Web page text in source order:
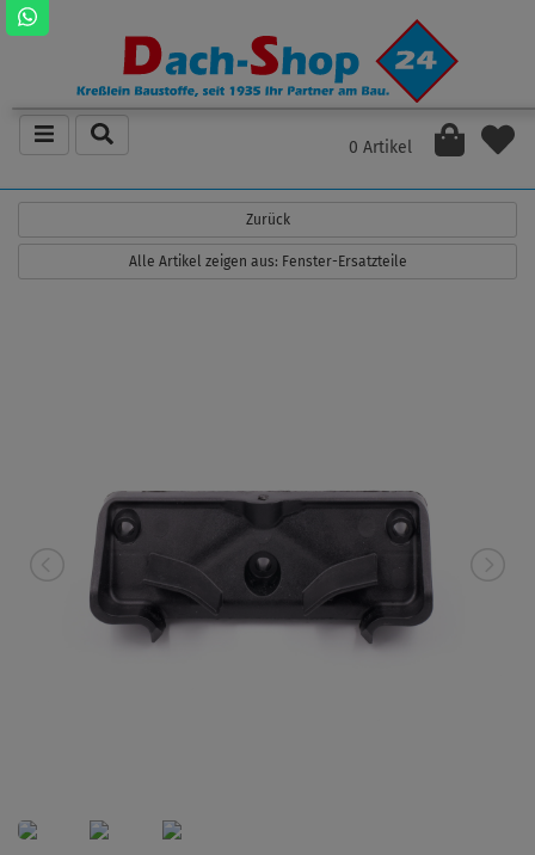
0 Artikel
Zurück
Alle Artikel zeigen aus: Fenster-Ersatzteile